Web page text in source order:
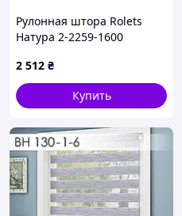
Рулонная штора Rolets
Натура 2-2259-1600
Терракотовая
2 512 ₴
Купить